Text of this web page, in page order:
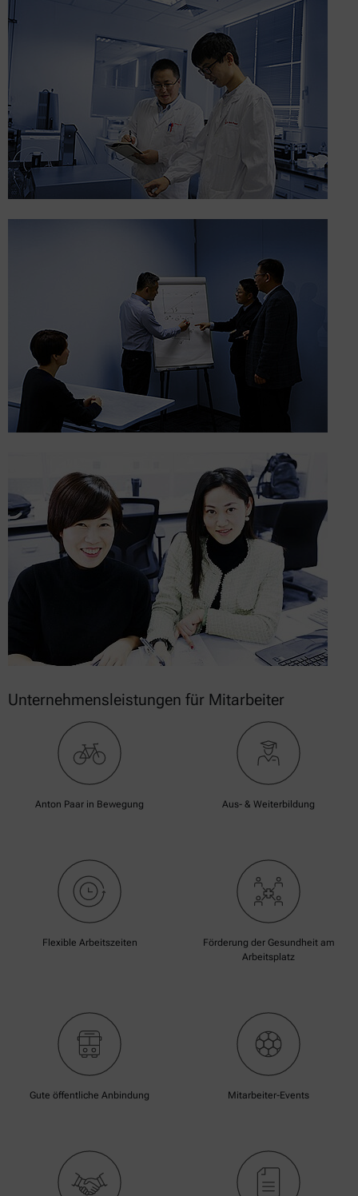
Unternehmensleistungen für Mitarbeiter
Anton Paar in Bewegung Aus- & Weiterbildung
Flexible Arbeitszeiten
Förderung der Gesundheit am
Arbeitsplatz
Gute öffentliche Anbindung Mitarbeiter-Events